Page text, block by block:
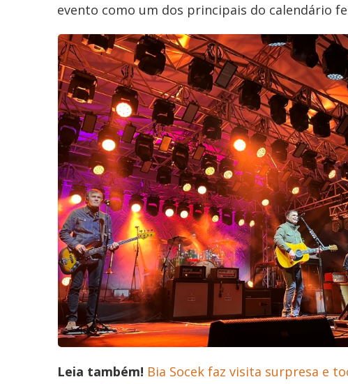
evento como um dos principais do calendário
Leia também! Bia Socek faz visita surpresa e